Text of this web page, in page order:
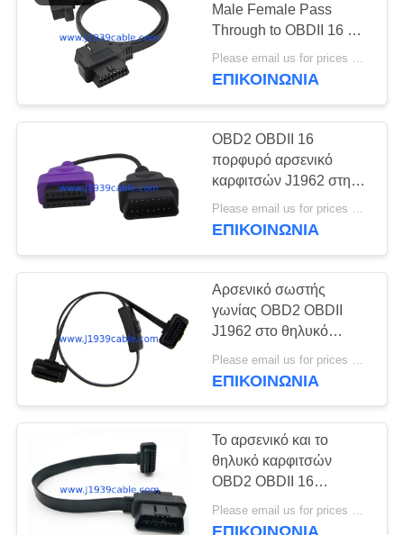
Male Female Pass
Through to OBDII 16 Pin
Main Cable
Please email us for prices MOQ:100 τεμάχια
ΕΠΙΚΟΙΝΩΝΊΑ
OBD2 OBDII 16
πορφυρό αρσενικό
καρφιτσών J1962 στη
θηλυκή επέκταση γύρω
από το καλώδιο
Please email us for prices MOQ:100 τεμ
ΕΠΙΚΟΙΝΩΝΊΑ
Αρσενικό σωστής
γωνίας OBD2 OBDII
J1962 στο θηλυκό
επίπεδο καλώδιο
επέκτασης με το
ΕΠΙΚΟΙΝΩΝΊΑ
Το αρσενικό και το
θηλυκό καρφιτσών
OBD2 OBDII 16
διασχίζουν στο θηλυκό
καλώδιο επέκτασης
Please email us for prices MOQ:100 τεμ
ΕΠΙΚΟΙΝΩΝΊΑ